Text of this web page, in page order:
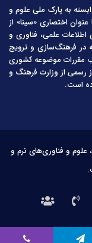
به پارک ملی علوم و
اختصاری «سینا» از
اطلاعات علمی، فناوری و
در فرهنگ‌سازی و ترویج
مقررات موضوعه کشوری
رسمی از وزارت فرهنگ و
و فناوری‌های نرم و
تماس
با
درباره
ما